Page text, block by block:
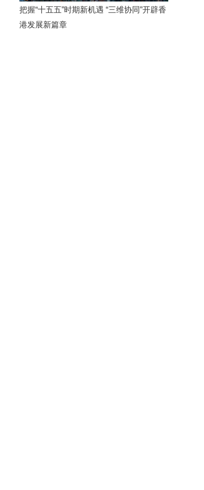
把握“十五五”时期新机遇 “三维协同”开辟香
港发展新篇章